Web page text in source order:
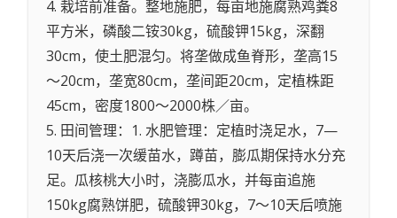
4. 栽培前准备。整地施肥，每亩地施腐熟鸡粪8
平方米，磷酸二铵30kg，硫酸钾15kg，深翻
30cm，使土肥混匀。将垄做成鱼脊形，垄高15
～20cm，垄宽80cm，垄间距20cm，定植株距
45cm，密度1800～2000株／亩。
5. 田间管理：1. 水肥管理：定植时浇足水，7—
10天后浇一次缓苗水，蹲苗，膨瓜期保持水分充
足。瓜核桃大小时，浇膨瓜水，并每亩追施
150kg腐熟饼肥，硫酸钾30kg，7～10天后喷施